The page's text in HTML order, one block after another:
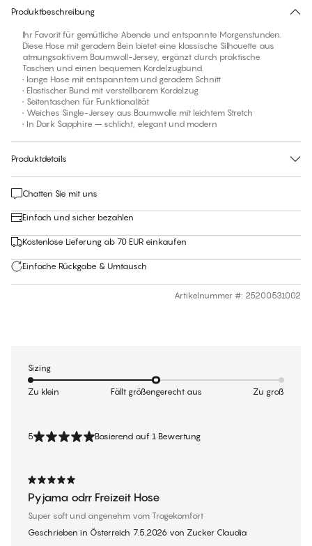
Produktbeschreibung
Ihr Favorit für gemütliche Abende und entspannte Morgenstunden.
Diese Hose mit geradem Bein bietet eine klassische Silhouette aus
atmungsaktivem Baumwoll-Jersey, ergänzt durch praktische
Taschen und einen bequemen Kordelzugbund.
• lange Hose mit entspanntem und geradem Schnitt
• Elastischer Bund mit verstellbarem Kordelzug
• Seitentaschen für Funktionalität
• Weiches Single-Jersey aus Baumwolle mit leichtem Stretch
• In Dark Sapphire – schlicht, elegant und modern
Produktdetails
Chatten Sie mit uns
Einfach und sicher bezahlen
Kostenlose Lieferung ab 70 EUR einkaufen
Einfache Rückgabe & Umtausch
Artikelnummer #: 25200531002
5 Basierend auf 1 Bewertung
Pyjama odrr Freizeit Hose
Super soft und angenehm vom Tragekomfort
Geschrieben in Österreich 7.5.2026 von Zucker Claudia
Sizing
Zu klein Fällt größengerecht aus Zu groß